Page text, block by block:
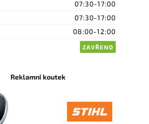
07:30-17:00
07:30-17:00
08:00-12:00
ZAVŘENO
Reklamní koutek